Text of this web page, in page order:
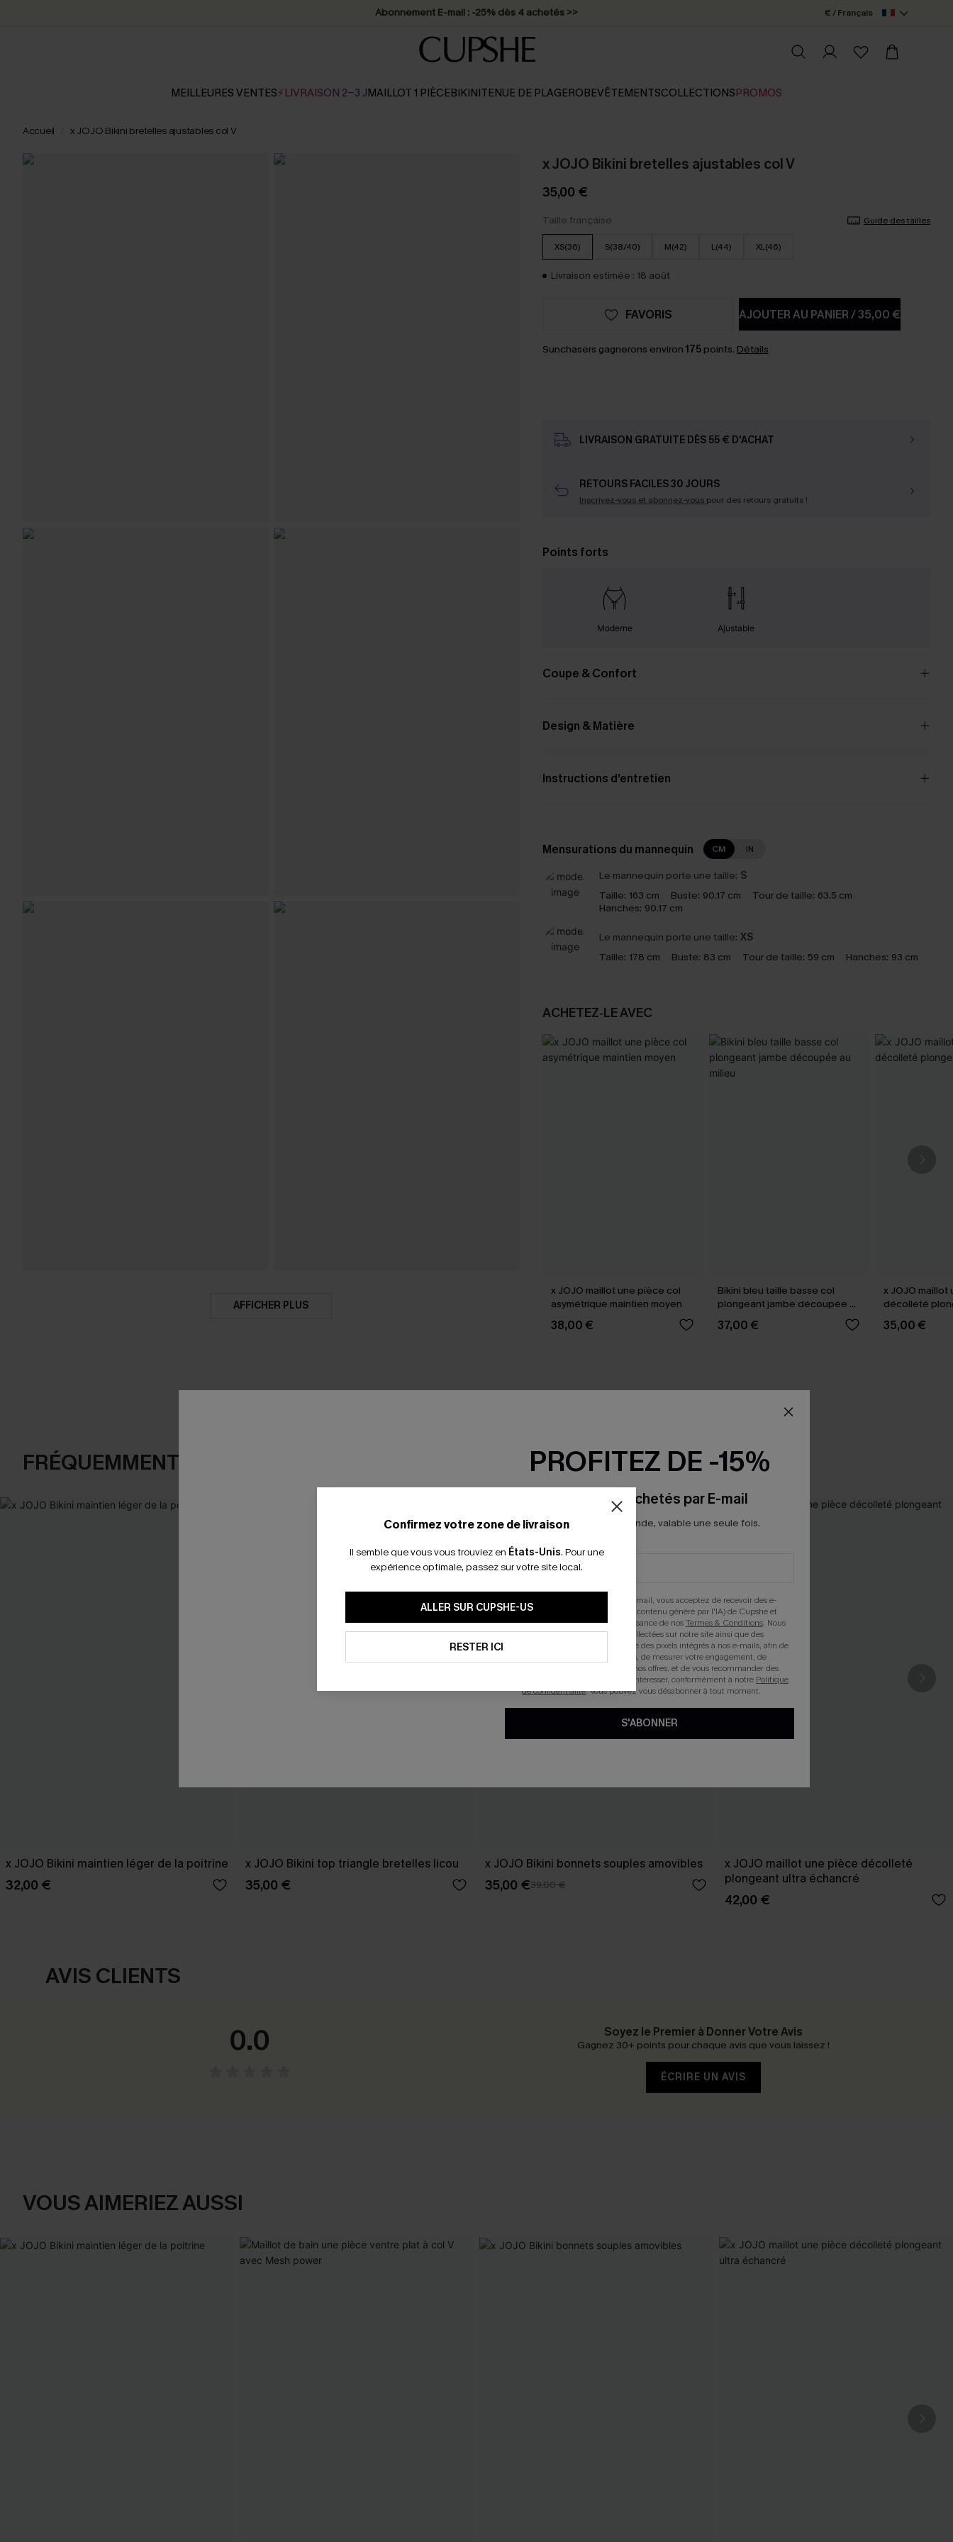
Abonnement E-mail : -25% dès 4 achetés >> € / Français
MEILLEURES VENTES⚡LIVRAISON 2-3 JMAILLOT 1 PIÈCEBIKINITENUE DE PLAGEROBEVÊTEMENTSCOLLECTIONSPROMOS
Accueil x JOJO Bikini bretelles ajustables col V
AFFICHER PLUS
x JOJO Bikini bretelles ajustables col V
35,00 €
Taille française Guide des tailles
XS(36) S(38/40) M(42) L(44) XL(46)
Livraison estimée : 18 août
AJOUTER AU PANIER/35,00 €
FAVORIS
Sunchasers gagnerons environ 175points. Détails
LIVRAISON GRATUITE DÈS 55 € D'ACHAT
RETOURS FACILES 30 JOURS
Inscrivez-vous et abonnez-vous pour des retours gratuits !
Points forts
Moderne Ajustable
Coupe & Confort
Design & Matière
Instructions d’entretien
Mensurations du mannequin CM IN
Le mannequin porte une taille: S
Taille: 163 cm Buste: 90.17 cm Tour de taille: 63.5 cm
Hanches: 90.17 cm
Le mannequin porte une taille: XS
Taille: 178 cm Buste: 83 cm Tour de taille: 59 cm Hanches: 93 cm
ACHETEZ‑LE AVEC
x JOJO maillot une pièce col
asymétrique maintien moyen
38,00 €
Bikini bleu taille basse col
plongeant jambe découpée au
milieu
37,00 €
x JOJO
décolleté
35,00 €
FRÉQUEMMENT ACHETÉS ENSEMBLE
x JOJO Bikini maintien léger de la poitrine
32,00 €
x JOJO Bikini top triangle bretelles licou
35,00 €
x JOJO Bikini bonnets souples amovibles
35,00 €39,00 €
x JOJO maillot une pièce décolleté
plongeant ultra échancré
42,00 €
AVIS CLIENTS
0.0 Soyez le Premier à Donner Votre Avis
Gagnez 30+ points pour chaque avis que vous laissez !
ÉCRIRE UN AVIS
VOUS AIMERIEZ AUSSI
Confirmez votre zone de livraison
Il semble que vous vous trouviez en États-Unis. Pour une
expérience optimale, passez sur votre site local.
ALLER SUR CUPSHE-US
RESTER ICI
PROFITEZ DE -15%
-15% dès 2 Achetés par E-mail
*Un code par commande, valable une seule fois.
En soumettant votre adresse e-mail, vous acceptez de recevoir des e-
mails marketing (y compris du contenu généré par l'IA) de Cupshe et
reconnaissez avoir pris connaissance de nosTermes & Conditions. Nous
pouvons utiliser les données collectées sur notre site ainsi que des
technologies de suivi, telles que des pixels intégrés à nos e-mails, afin de
savoir si ceux-ci ont été ouverts, de mesurer votre engagement, de
personnaliser nos contenus et nos offres, et de vous recommander des
produits susceptibles de vous intéresser, conformément à notre Politique
de confidentialité. Vous pouvez vous désabonner à tout moment.
S'ABONNER